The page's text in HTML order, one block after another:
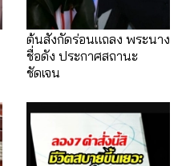
ต้นสังกัดร่อนแถลง พระนาง
ชื่อดัง ประกาศสถานะ
ชัดเจน